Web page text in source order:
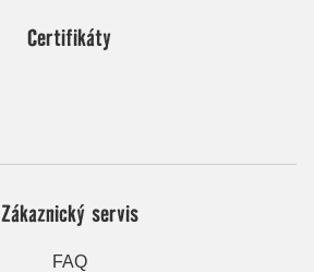
Certifikáty
Zákaznický servis
FAQ